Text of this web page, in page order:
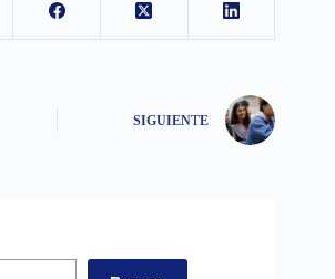
SIGUIENTE